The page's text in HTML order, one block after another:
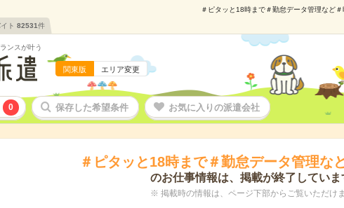
＃ピタッと18時まで＃勤怠データ管理など
ト 82531件
ンスが叶う
関東版 エリア変更
0 保存した希望条件 お気に入りの派遣会社
＃ピタッと18時まで＃勤怠データ管理な
のお仕事情報は、掲載が終了していま
※ 掲載時の情報は、ページ下部からご覧いただけま